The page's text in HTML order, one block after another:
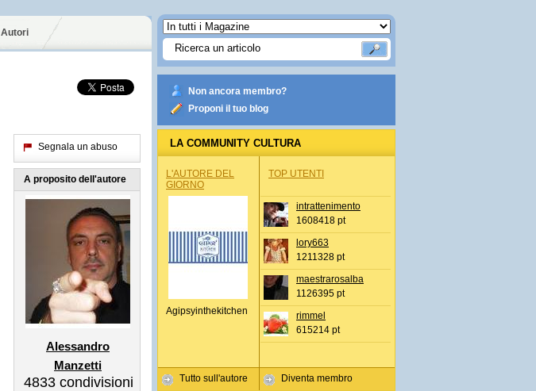
Autori
Segnala un abuso
A proposito dell'autore
Alessandro
Manzetti
4833 condivisioni
Non ancora membro?
Proponi il tuo blog
LA COMMUNITY CULTURA
L'AUTORE DEL
GIORNO
Agipsyinthekitchen
Tutto sull'autore
TOP UTENTI
intrattenimento
1608418 pt
lory663
1211328 pt
maestrarosalba
1126395 pt
rimmel
615214 pt
Diventa membro